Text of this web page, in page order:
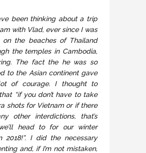
been thinking about a trip
with Vlad, ever since I was
on the beaches of Thailand
the temples in Cambodia,
The fact the he was so
to the Asian continent gave
of courage. I thought to
“if you don’t have to take
shots for Vietnam or if there
other interdictions, that’s
head to for our winter
2018!”. I did the necessary
and, if I’m not mistaken,